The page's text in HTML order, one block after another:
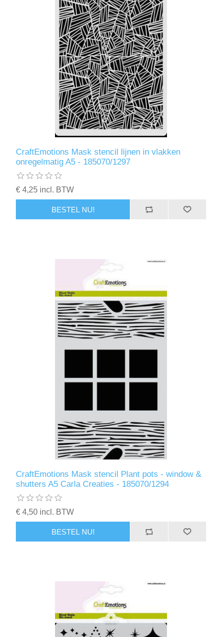
CraftEmotions Mask stencil lijnen in vlakken
onregelmatig A5 - 185070/1297
€ 4,25 incl. BTW
BESTEL NU!
CraftEmotions Mask stencil Plant pots - window &
shutters A5 Carla Creaties - 185070/1294
€ 4,50 incl. BTW
BESTEL NU!